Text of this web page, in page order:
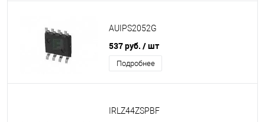
AUIPS2052G
537 руб. / шт
Подробнее
IRLZ44ZSPBF